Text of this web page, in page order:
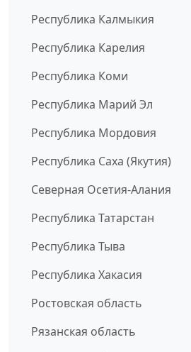
Республика Калмыкия
Республика Карелия
Республика Коми
Республика Марий Эл
Республика Мордовия
Республика Саха (Якутия)
Северная Осетия-Алания
Республика Татарстан
Республика Тыва
Республика Хакасия
Ростовская область
Рязанская область